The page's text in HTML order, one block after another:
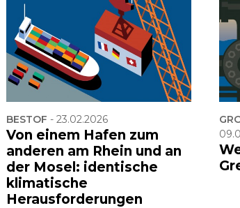
BESTOF - 23.02.2026
Von einem Hafen zum
anderen am Rhein und an
der Mosel: identische
klimatische
Herausforderungen